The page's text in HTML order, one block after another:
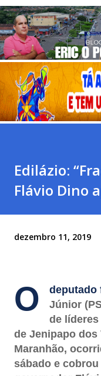
Pular
Edilázio:
Flávio Dino
dezembro 11, 2019
O
deputado
Júnior
de
de Jenipapo dos
Maranhão,
sábado e